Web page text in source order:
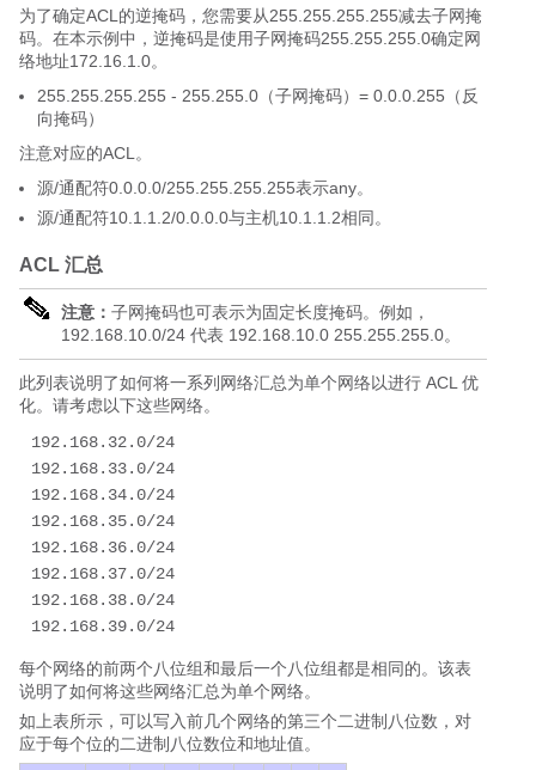
为了确定ACL的逆掩码，您需要从255.255.255.255减去子网掩
码。在本示例中，逆掩码是使用子网掩码255.255.255.0确定网
络地址172.16.1.0。
255.255.255.255 - 255.255.0（子网掩码）= 0.0.0.255（反
向掩码）
注意对应的ACL。
源/通配符0.0.0.0/255.255.255.255表示any。
源/通配符10.1.1.2/0.0.0.0与主机10.1.1.2相同。
ACL 汇总
注意： 子网掩码也可表示为固定长度掩码。例如，
192.168.10.0/24 代表 192.168.10.0 255.255.255.0。
此列表说明了如何将一系列网络汇总为单个网络以进行 ACL 优
化。请考虑以下这些网络。
192.168.32.0/24
192.168.33.0/24
192.168.34.0/24
192.168.35.0/24
192.168.36.0/24
192.168.37.0/24
192.168.38.0/24
192.168.39.0/24
每个网络的前两个八位组和最后一个八位组都是相同的。该表
说明了如何将这些网络汇总为单个网络。
如上表所示，可以写入前几个网络的第三个二进制八位数，对
应于每个位的二进制八位数位和地址值。